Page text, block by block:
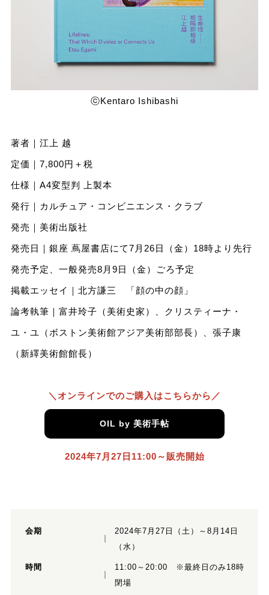
ⓒKentaro Ishibashi
著者｜江上 越
定価｜7,800円＋税
仕様｜A4変型判 上製本
発⾏｜カルチュア・コンビニエンス・クラブ
発売｜美術出版社
発売⽇｜銀座 蔦屋書店にて7月26日（金）18時より先行
発売予定、一般発売8月9日（金）ごろ予定
掲載エッセイ｜北方謙三 「顔の中の顔」
論考執筆｜富井玲子（美術史家）、クリスティーナ・
ユ・ユ（ボストン美術館アジア美術部部長）、張子康
（新繹美術館館長）
＼オンラインでのご購入はこちらから／
OIL by 美術手帖
2024年7月27日11:00～販売開始
会期
2024年7月27日（土）～8月14日
（水）
時間
11:00～20:00 ※最終日のみ18時
閉場